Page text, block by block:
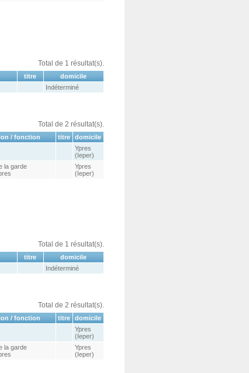
Total de 1 résultat(s).
titre
domicile
Indéterminé
Total de 2 résultat(s).
/ fonction titre
domicile
Ypres
(Ieper)
la garde
Ypres
(Ieper)
Total de 1 résultat(s).
titre
domicile
Indéterminé
Total de 2 résultat(s).
/ fonction titre
domicile
Ypres
(Ieper)
la garde
Ypres
(Ieper)